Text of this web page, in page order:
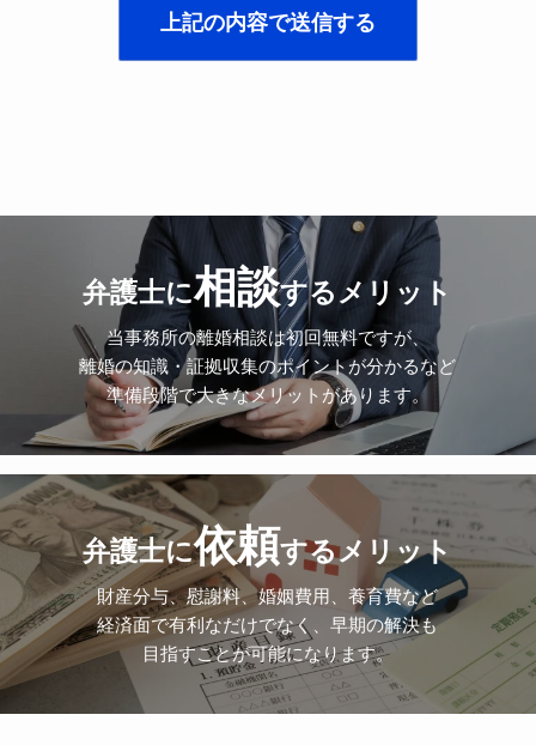
弁護士に相談するメリット
当事務所の離婚相談は初回無料ですが、
離婚の知識・証拠収集のポイントが分かるなど
準備段階で大きなメリットがあります。
弁護士に依頼するメリット
財産分与、慰謝料、婚姻費用、養育費など
経済面で有利なだけでなく、早期の解決も
目指すことが可能になります。